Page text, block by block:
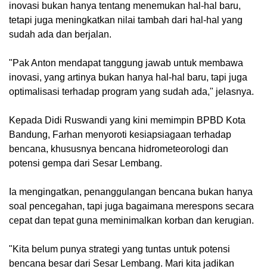
inovasi bukan hanya tentang menemukan hal-hal baru,
tetapi juga meningkatkan nilai tambah dari hal-hal yang
sudah ada dan berjalan.
"Pak Anton mendapat tanggung jawab untuk membawa
inovasi, yang artinya bukan hanya hal-hal baru, tapi juga
optimalisasi terhadap program yang sudah ada," jelasnya.
Kepada Didi Ruswandi yang kini memimpin BPBD Kota
Bandung, Farhan menyoroti kesiapsiagaan terhadap
bencana, khususnya bencana hidrometeorologi dan
potensi gempa dari Sesar Lembang.
Ia mengingatkan, penanggulangan bencana bukan hanya
soal pencegahan, tapi juga bagaimana merespons secara
cepat dan tepat guna meminimalkan korban dan kerugian.
"Kita belum punya strategi yang tuntas untuk potensi
bencana besar dari Sesar Lembang. Mari kita jadikan